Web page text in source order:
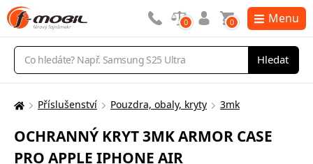
Vyhledávání
Hledat
0 0 Menu
Zde
nacházíte:
Příslušenství Pouzdra, obaly, kryty 3mk
OCHRANNÝ KRYT 3MK ARMOR CASE
PRO APPLE IPHONE AIR